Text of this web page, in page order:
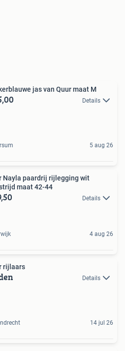
jas van Quur maat M
Details
5 aug 26
Nayla paardrij rijlegging wit
maat 42-44
Details
4 aug 26
rijlaars
Details
14 jul 26